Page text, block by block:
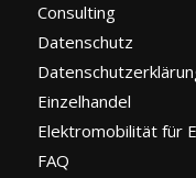
Consulting
Datenschutz
Einzelhandel
Elektromobilität für
FAQ